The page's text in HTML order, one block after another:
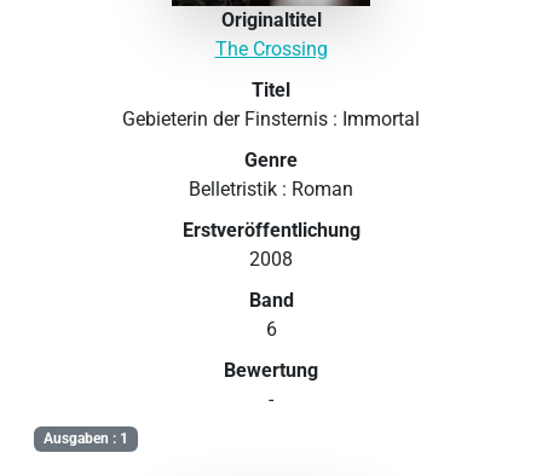
Originaltitel
The Crossing
Titel
Gebieterin der Finsternis : Immortal
Genre
Belletristik : Roman
Erstveröffentlichung
2008
Band
6
Bewertung
-
Ausgaben : 1